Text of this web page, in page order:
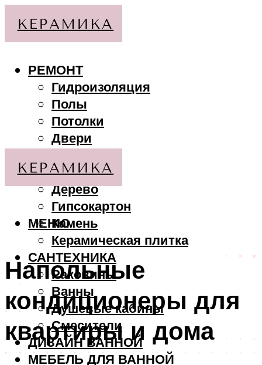
РЕМОНТ
Гидроизоляция
Полы
Потолки
Двери
МАТЕРИАЛЫ
Дерево
Гипсокартон
Камень
Керамическая плитка
САНТЕХНИКА
Раковины
Ванны
Душевые кабины
Смесители
ДИЗАЙН ВАННОЙ
МЕБЕЛЬ ДЛЯ ВАННОЙ
МЕНЮ
Напольные
кондиционеры для
квартиры и дома